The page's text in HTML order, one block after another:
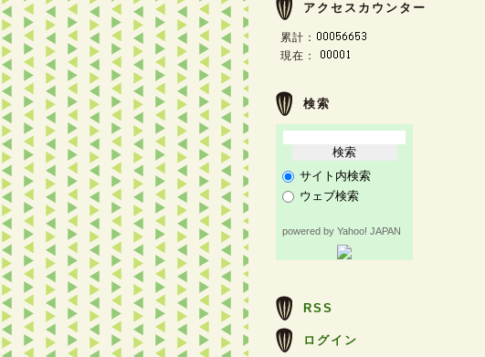
アクセスカウンター
累計：
現在：
検索
サイト内検索
ウェブ検索
powered by Yahoo! JAPAN
RSS
ログイン